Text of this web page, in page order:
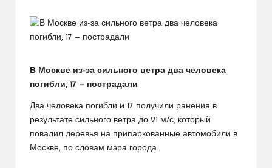
В Москве из-за сильного ветра два человека
погибли, 17 — пострадали
Два человека погибли и 17 получили ранения в
результате сильного ветра до 21 м/с, который
повалил деревья на припаркованные автомобили в
Москве, по словам мэра города.